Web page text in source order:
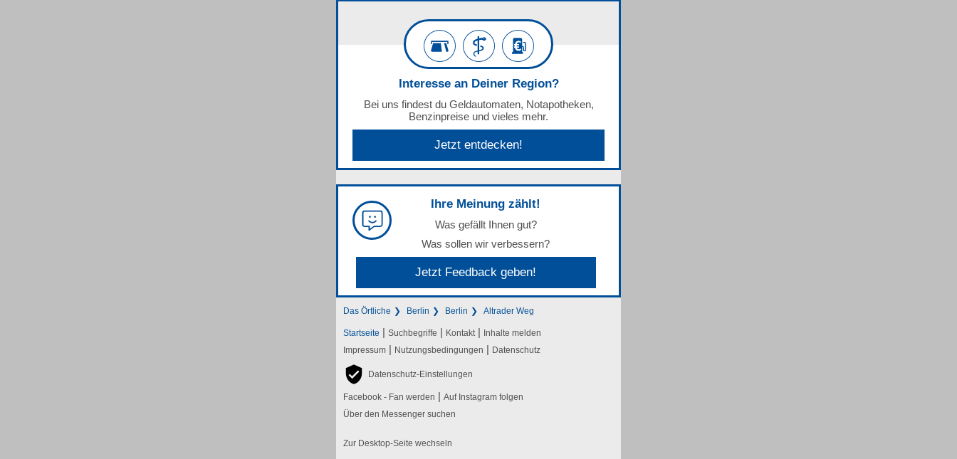
Interesse an Deiner Region?
Bei uns findest du Geldautomaten, Notapotheken,
Benzinpreise und vieles mehr.
Jetzt entdecken!
Ihre Meinung zählt!
Was gefällt Ihnen gut?
Was sollen wir verbessern?
Jetzt Feedback geben!
Das Örtliche Berlin Berlin Altrader Weg
Startseite | Suchbegriffe | Kontakt | Inhalte melden
Impressum | Nutzungsbedingungen | Datenschutz
Datenschutz-Einstellungen
Facebook - Fan werden | Auf Instagram folgen
Über den Messenger suchen
Zur Desktop-Seite wechseln